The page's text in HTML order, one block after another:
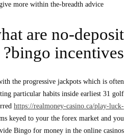
ratings give more within the-breadth
what are no-
bingo
comes with the progressive jackpots
completing particular habits inside
preferredhttps://realmoney-
platforms keyed to your the forex
to provide Bingo for money in the